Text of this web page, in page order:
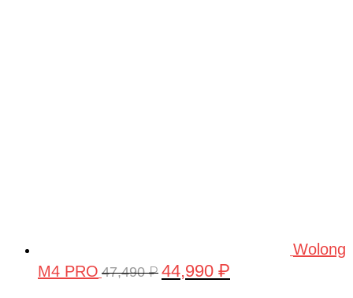
Wolong
M4 PRO 47,490₽ Первоначальная
44,990 ₽